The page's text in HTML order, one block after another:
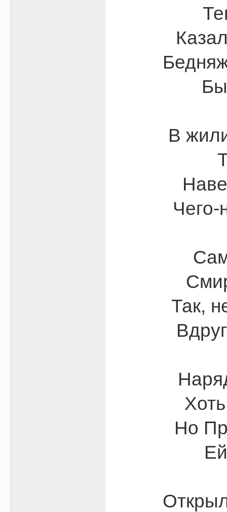
В
Так,
Но